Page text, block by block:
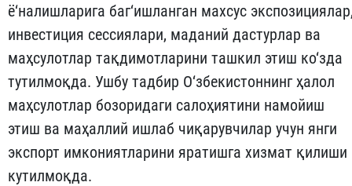
ё‘налишларига баг‘ишланган махсус
инвестиция сессиялари, маданий дастурлар ва
маҳсулотлар тақдимотларини ташкил этиш ко‘зда
тутилмоқда. Ушбу тадбир О‘збекистоннинг ҳалол
маҳсулотлар бозоридаги салоҳиятини намойиш
этиш ва маҳаллий ишлаб чиқарувчилар учун янги
экспорт имкониятларини яратишга хизмат қилиши
кутилмоқда.